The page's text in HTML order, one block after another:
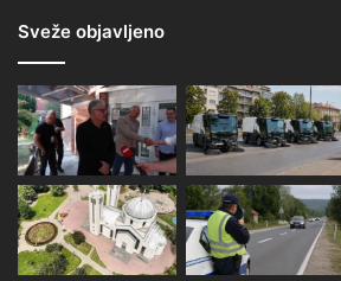
Sveže objavljeno